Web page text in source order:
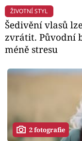
ŽIVOTNÍ STYL
Šedivění vlasů
zvrátit. Původní
méně stresu
2 fotografie